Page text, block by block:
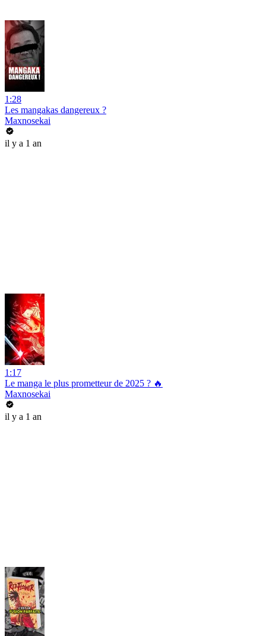
1:28
Les mangakas dangereux ?
Maxnosekai
il y a 1 an
1:17
Le manga le plus prometteur de 2025 ? 🔥
Maxnosekai
il y a 1 an